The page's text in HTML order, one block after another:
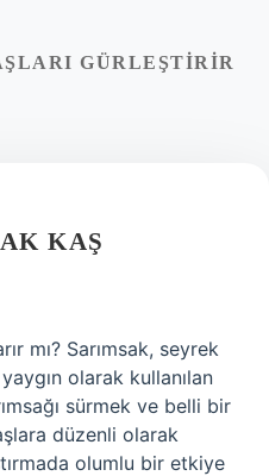
GÜRLEŞTIRIR
KAŞ
mı? Sarımsak, seyrek
olarak kullanılan
sürmek ve belli bir
düzenli olarak
olumlu bir etkiye